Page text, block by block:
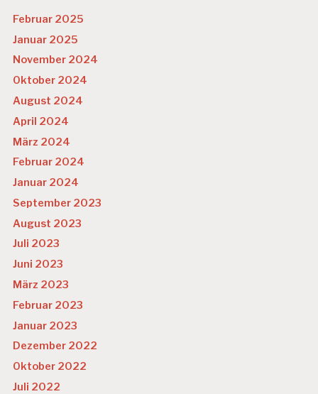
Februar 2025
Januar 2025
November 2024
Oktober 2024
August 2024
April 2024
März 2024
Februar 2024
Januar 2024
September 2023
August 2023
Juli 2023
Juni 2023
März 2023
Februar 2023
Januar 2023
Dezember 2022
Oktober 2022
Juli 2022